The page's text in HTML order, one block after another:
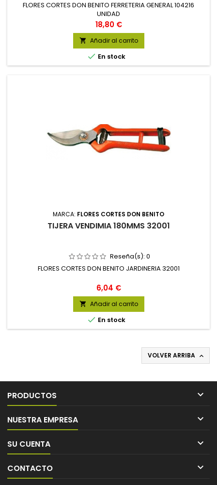
FLORES CORTES DON BENITO FERRETERIA GENERAL 104216
UNIDAD
Precio
18,80 €
 Añadir al carrito
 En stock
MARCA: FLORES CORTES DON BENITO
TIJERA VENDIMIA 180MMS 32001
Reseña(s): 0
FLORES CORTES DON BENITO JARDINERIA 32001
Precio
6,04 €
 Añadir al carrito
 En stock
VOLVER ARRIBA 
PRODUCTOS 
NUESTRA EMPRESA 
SU CUENTA 
CONTACTO 